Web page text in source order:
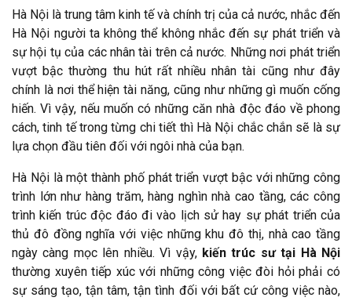
Hà Nội là trung tâm kinh tế và chính trị của cả nước, nhắc đến
Hà Nội người ta không thể không nhắc đến sự phát triển và
sự hội tụ của các nhân tài trên cả nước. Những nơi phát triển
vượt bậc thường thu hút rất nhiều nhân tài cũng như đây
chính là nơi thể hiện tài năng, cũng như những gì muốn cống
hiến. Vì vậy, nếu muốn có những căn nhà độc đáo về phong
cách, tinh tế trong từng chi tiết thì Hà Nội chắc chắn sẽ là sự
lựa chọn đầu tiên đối với ngôi nhà của bạn.
Hà Nội là một thành phố phát triển vượt bậc với những công
trình lớn như hàng trăm, hàng nghìn nhà cao tầng, các công
trình kiến trúc độc đáo đi vào lịch sử hay sự phát triển của
thủ đô đồng nghĩa với việc những khu đô thị, nhà cao tầng
ngày càng mọc lên nhiều. Vì vậy, kiến trúc sư tại Hà Nội
thường xuyên tiếp xúc với những công việc đòi hỏi phải có
sự sáng tạo, tận tâm, tận tình đối với bất cứ công việc nào,